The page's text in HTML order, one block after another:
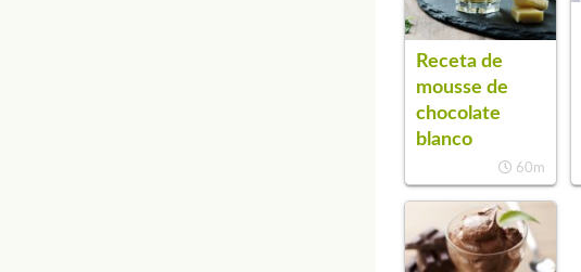
Receta de
mousse de
chocolate
blanco
60m